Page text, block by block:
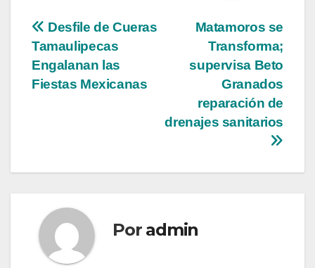
Navegación
de
entradas
Matamoros se
Transforma;
supervisa Beto
Granados
reparación de
drenajes sanitarios
Desfile de Cueras
Tamaulipecas
Engalanan las
Fiestas Mexicanas
Por admin